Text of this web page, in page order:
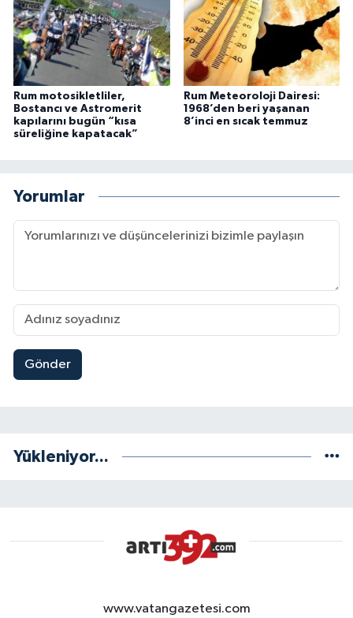
Rum motosikletliler,
Bostancı ve Astromerit
kapılarını bugün “kısa
süreliğine kapatacak”
Rum Meteoroloji Dairesi:
1968’den beri yaşanan
8’inci en sıcak temmuz
Yorumlar
Gönder
Yükleniyor...
www.vatangazetesi.com